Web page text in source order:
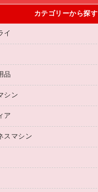
カテゴリーから探す
イ
クカートリッジ
クルトナー（プール方式）
クルインクカートリッジ
用リボン
カートリッジ
ナー
ートリッジ
紙
ロ用紙
紙
ター用紙
用紙
ピー用紙・プリンタ用紙
品
周辺機器
パッド
バッグ／収納用品
ワーク／ＬＡＮ機器
シン
プリンタ／複合機
ーカード
クタ
ミリ
ア
イディスク
ＲＷ
スマシン
・ベンチ